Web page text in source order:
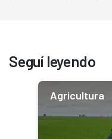
Seguí leyendo
Agricultura